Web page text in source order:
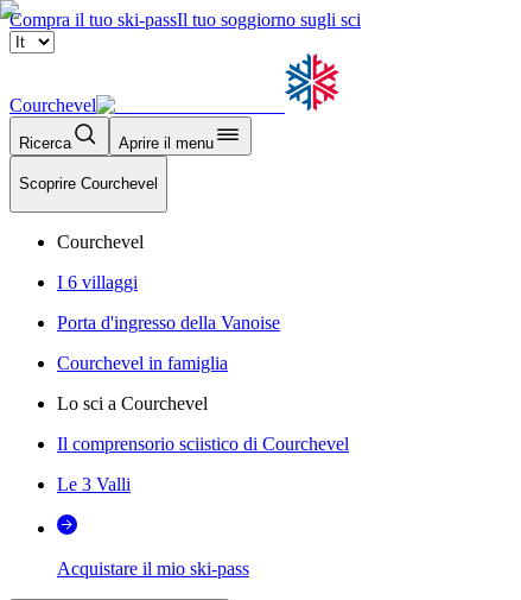
Compra il tuo ski-passIl tuo soggiorno sugli sci
Courchevel
Ricerca Aprire il menu
Scoprire Courchevel
Courchevel
I 6 villaggi
Porta d'ingresso della Vanoise
Courchevel in famiglia
Lo sci a Courchevel
Il comprensorio sciistico di Courchevel
Le 3 Valli
Acquistare il mio ski-pass